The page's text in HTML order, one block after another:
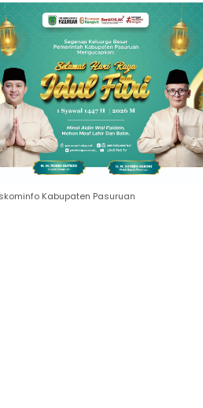
Kabupaten Pasuruan